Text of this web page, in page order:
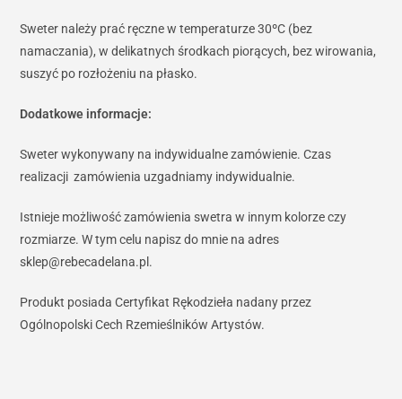
Sweter należy prać ręczne w temperaturze 30ºC (bez
namaczania), w delikatnych środkach piorących, bez wirowania,
suszyć po rozłożeniu na płasko.
Dodatkowe informacje:
Sweter wykonywany na indywidualne zamówienie. Czas
realizacji zamówienia uzgadniamy indywidualnie.
Istnieje możliwość zamówienia swetra w innym kolorze czy
rozmiarze. W tym celu napisz do mnie na adres
sklep@rebecadelana.pl.
Produkt posiada Certyfikat Rękodzieła nadany przez
Ogólnopolski Cech Rzemieślników Artystów.